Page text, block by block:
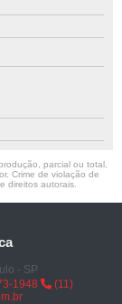
parcial ou total,
Crime de violação de
direitos autorais
- SP
1948
(11)